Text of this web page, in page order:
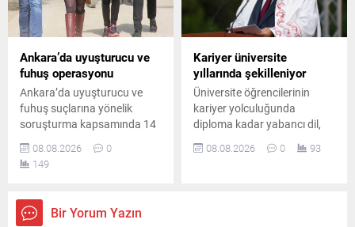
Ankara’da uyuşturucu ve
fuhuş operasyonu
Ankara’da uyuşturucu ve
fuhuş suçlarına yönelik
soruşturma kapsamında 14
kararı verildi. Düzenlenen
operasyonda 8 şüpheli
şüphelilerin yakalanması için
çalışmalar sürüyor.
08.08.2026
0
149
Kariyer üniversite
yıllarında şekilleniyor
Üniversite öğrencilerinin
kariyer yolculuğunda
diploma kadar yabancı dil,
uygulamalı deneyimin de
08.08.2026 0 93
Bir Yorum Yazın